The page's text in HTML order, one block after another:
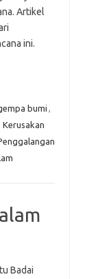
Artikel
ini.
bumi ,
Kerusakan
Badai